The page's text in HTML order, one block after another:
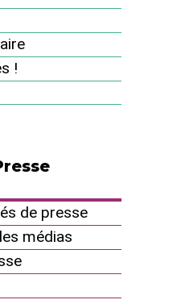
!
de presse
médias
: la déroute du
classée secret
05/2010